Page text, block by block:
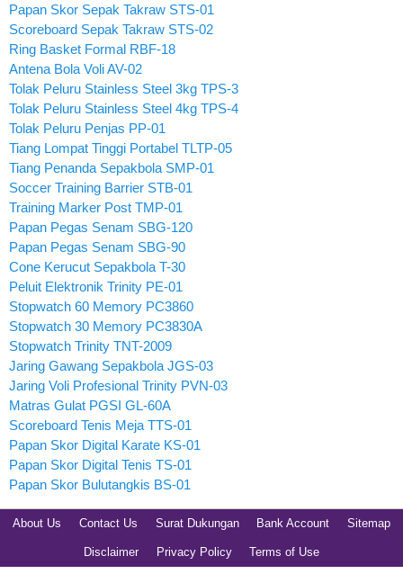
Papan Skor Sepak Takraw STS-01
Scoreboard Sepak Takraw STS-02
Ring Basket Formal RBF-18
Antena Bola Voli AV-02
Tolak Peluru Stainless Steel 3kg TPS-3
Tolak Peluru Stainless Steel 4kg TPS-4
Tolak Peluru Penjas PP-01
Tiang Lompat Tinggi Portabel TLTP-05
Tiang Penanda Sepakbola SMP-01
Soccer Training Barrier STB-01
Training Marker Post TMP-01
Papan Pegas Senam SBG-120
Papan Pegas Senam SBG-90
Cone Kerucut Sepakbola T-30
Peluit Elektronik Trinity PE-01
Stopwatch 60 Memory PC3860
Stopwatch 30 Memory PC3830A
Stopwatch Trinity TNT-2009
Jaring Gawang Sepakbola JGS-03
Jaring Voli Profesional Trinity PVN-03
Matras Gulat PGSI GL-60A
Scoreboard Tenis Meja TTS-01
Papan Skor Digital Karate KS-01
Papan Skor Digital Tenis TS-01
Papan Skor Bulutangkis BS-01
About Us Contact Us Surat Dukungan Bank Account Sitemap
Disclaimer Privacy Policy Terms of Use